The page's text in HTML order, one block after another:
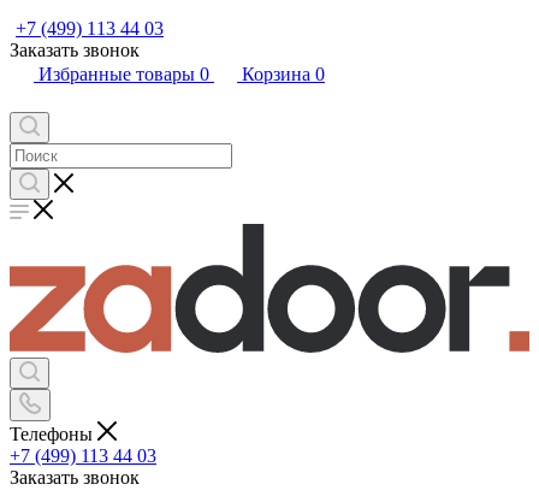
+7 (499) 113 44 03
Заказать звонок
Избранные товары 0 Корзина 0
Телефоны
+7 (499) 113 44 03
Заказать звонок